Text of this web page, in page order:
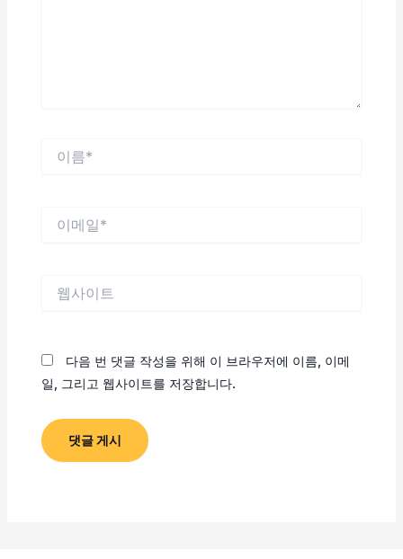
다음 번 댓글 작성을 위해 이 브라우저에 이름, 이메
일, 그리고 웹사이트를 저장합니다.